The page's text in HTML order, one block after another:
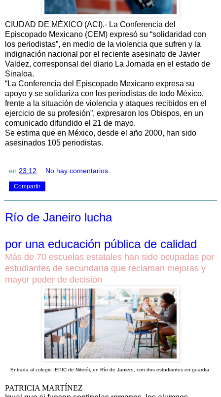
CIUDAD DE MÉXICO (ACI).- La Conferencia del
Episcopado Mexicano (CEM) expresó su “solidaridad con
los periodistas”, en medio de la violencia que sufren y la
indignación nacional por el reciente asesinato de Javier
Valdez, corresponsal del diario La Jornada en el estado de
Sinaloa.
“La Conferencia del Episcopado Mexicano expresa su
apoyo y se solidariza con los periodistas de todo México,
frente a la situación de violencia y ataques recibidos en el
ejercicio de su profesión”, expresaron los Obispos, en un
comunicado difundido el 21 de mayo.
Se estima que en México, desde el año 2000, han sido
asesinados 105 periodistas.
en 23:12 No hay comentarios:
Compartir
Río de Janeiro lucha
por una educación pública de calidad
Más de 70 escuelas estatales han sido ocupadas por
estudiantes de secundaria que reclaman mejoras y
mayor poder de decisión
Entrada al colegio IEPIC de Niterói, en Río de Janiero, con dos estudiantes en guardia.
PATRICIA MARTÍNEZ